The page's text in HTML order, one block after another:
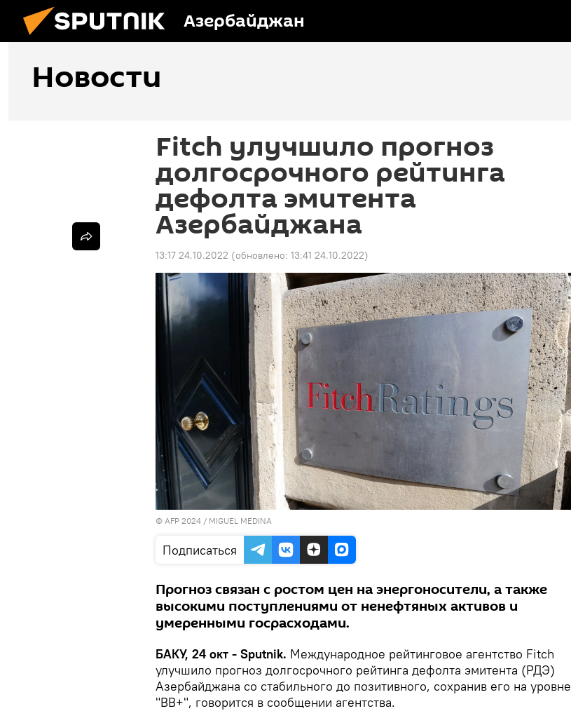
Азербайджан
Новости
Fitch улучшило прогноз
долгосрочного рейтинга
дефолта эмитента
Азербайджана
13:17 24.10.2022 (обновлено: 13:41 24.10.2022)
© AFP 2024 / MIGUEL MEDINA
Подписаться
Прогноз связан с ростом цен на энергоносители, а также
высокими поступлениями от ненефтяных активов и
умеренными госрасходами.
БАКУ, 24 окт - Sputnik. Международное рейтинговое агентство Fitch
улучшило прогноз долгосрочного рейтинга дефолта эмитента (РДЭ)
Азербайджана со стабильного до позитивного, сохранив его на уровне
"BB+", говорится в сообщении агентства.